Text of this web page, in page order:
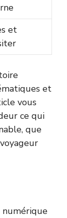
et
et
vous
ce qui
que
numérique